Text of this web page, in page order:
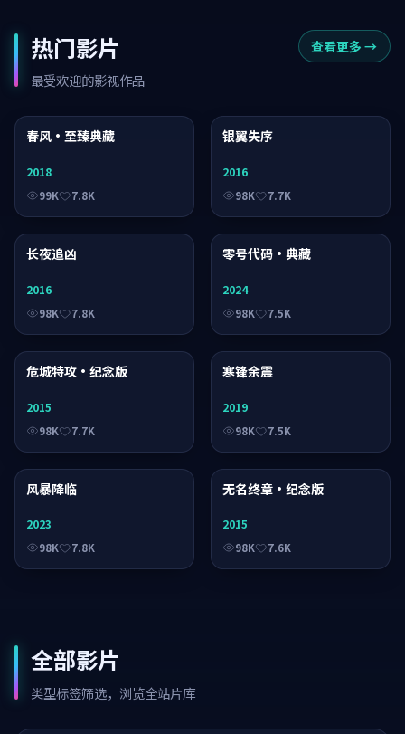
热门影片
最受欢迎的影视作品
查看更多 →
春风·至臻典藏
2018
99K 7.8K
银翼失序
2016
98K 7.7K
长夜追凶
2016
98K 7.8K
零号代码·典藏
2024
98K 7.5K
危城特攻·纪念版
2015
98K 7.7K
寒锋余震
2019
98K 7.5K
风暴降临
2023
98K 7.8K
无名终章·纪念版
2015
98K 7.6K
全部影片
类型标签筛选，浏览全站片库